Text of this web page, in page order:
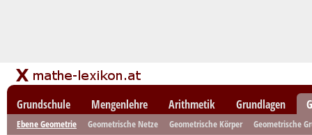
Grundschule Mengenlehre Arithmetik Grundlagen
Ebene Geometrie Geometrische Netze Geometrische Körper Geometrische